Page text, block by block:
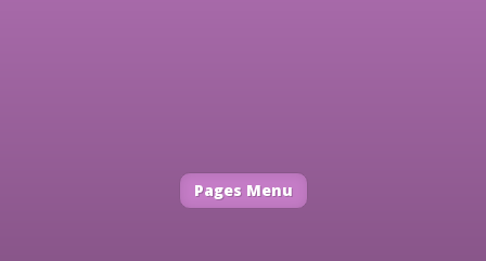
Pages Menu